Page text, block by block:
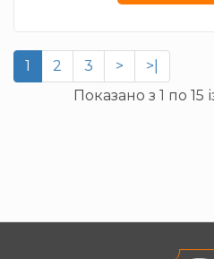
1 2 3 >
>|
Показано з 1 по 15